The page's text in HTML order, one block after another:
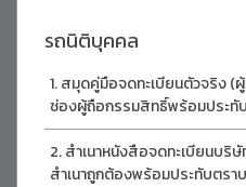
รถนิติบุคคล
สมุดคู่มือจดทะเบียนตัวจริง (
ช่องผู้ถือกรรมสิทธิ์พร้อมประทั
สำเนาหนังสือจดทะเบียนบริ
สำเนาถูกต้องพร้อมประทับตรา